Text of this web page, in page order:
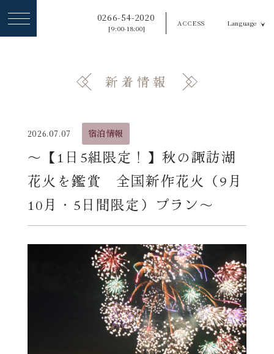
0266-54-2020
[9:00-18:00]
ACCESS Language
新着情報
〜【1日5組限定！】秋の諏訪湖
花火を鑑賞 全国新作花火（9月
10月・5日間限定）プラン〜
2026.07.07 宿泊情報